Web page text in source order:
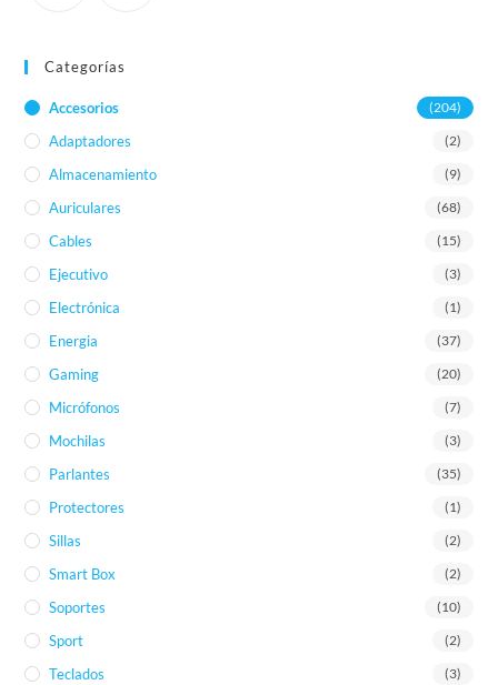
Categorías
Accesorios (204)
Adaptadores (2)
Almacenamiento (9)
Auriculares (68)
Cables (15)
Ejecutivo (3)
Electrónica (1)
Energia (37)
Gaming (20)
Micrófonos (7)
Mochilas (3)
Parlantes (35)
Protectores (1)
Sillas (2)
Smart Box (2)
Soportes (10)
Sport (2)
Teclados (3)